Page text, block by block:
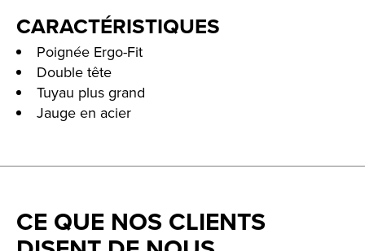
CARACTÉRISTIQUES
Poignée Ergo-Fit
Double tête
Tuyau plus grand
Jauge en acier
CE QUE NOS CLIENTS